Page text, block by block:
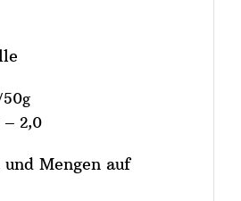
– 2,0
Mengen auf